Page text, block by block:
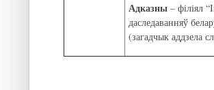
Адказны – філіял
даследаванняў
(загадчык аддзела